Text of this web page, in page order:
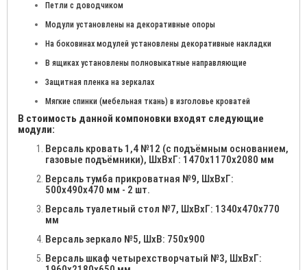
Петли с доводчиком
Модули установлены на декоративные опоры
На боковинах модулей установлены декоративные накладки
В ящиках установлены полновыкатные направляющие
Защитная пленка на зеркалах
Мягкие спинки (мебельная ткань) в изголовье кроватей
В стоимость данной компоновки входят следующие
модули:
Версаль кровать 1,4 №12 (с подъёмным основанием,
газовые подъёмники), ШхВхГ: 1470х1170х2080 мм
Версаль тумба прикроватная №9, ШхВхГ:
500х490х470 мм - 2 шт.
Версаль туалетный стол №7, ШхВхГ: 1340х470х770
мм
Версаль зеркало №5, ШхВ: 750х900
Версаль шкаф четырехстворчатый №3, ШхВхГ: